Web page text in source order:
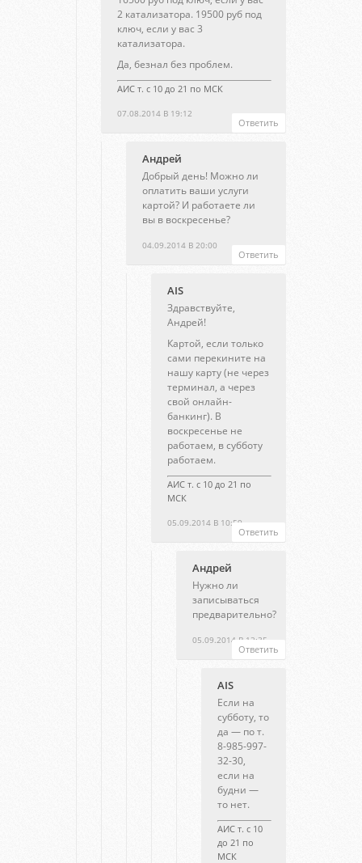
07.08.2014 В 19:12
2 катализатора. 19500 руб под
ключ, если у вас 3
катализатора.
Да, безнал без проблем.
АИС т. с 10 до 21 по МСК
Ответить
Aндрей
04.09.2014 В 20:00
Добрый день! Можно ли
оплатить ваши услуги
картой? И работаете ли
вы в воскресенье?
Ответить
AIS
05.09.2014 В 10:59
Здравствуйте,
Андрей!
Картой, если только
сами перекините на
нашу карту (не через
терминал, а через
свой онлайн-
банкинг). В
воскресенье не
работаем, в субботу
работаем.
АИС т. с 10 до 21 по
МСК
Ответить
Андрей
05.09.2014 В 12:35
Нужно ли
записываться
предварительно?
Ответить
AIS
Если на
субботу, то
да — по т.
8-985-997-
32-30,
если на
будни —
то нет.
АИС т. с 10
до 21 по
МСК